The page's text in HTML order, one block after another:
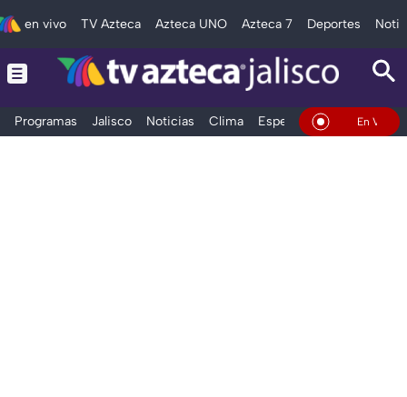
en vivo TV Azteca Azteca UNO Azteca 7 Deportes
Programas Jalisco Noticias Clima Espectáculos Deportes
En Vivo